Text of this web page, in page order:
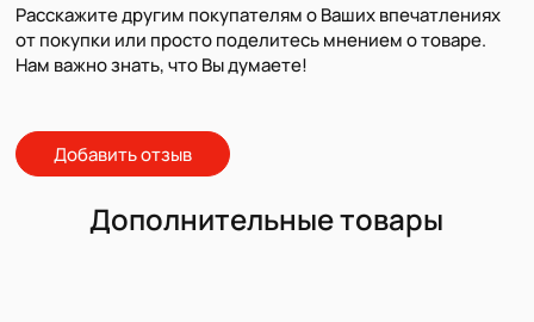
Расскажите другим покупателям о Ваших впечатлениях
от покупки или просто поделитесь мнением о товаре.
Нам важно знать, что Вы думаете!
Добавить отзыв
Дополнительные товары